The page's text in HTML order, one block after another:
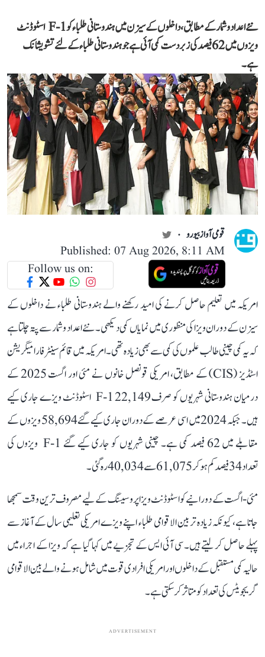
نئے اعداد و شمار کے مطابق، داخلوں کے سیزن میں ہندوستانی طلباء کو F-1 اسٹوڈنٹ
ویزوں میں 62 فیصد کی زبردست کمی آئی ہے جو ہندوستانی طلباء کے لئے تشویشانک
ہے۔
قومی آواز بیورو
Published: 07 Aug 2026, 8:11 AM
Follow us on:
امریکہ میں تعلیم حاصل کرنے کی امید رکھنے والے ہندوستانی طلباء نے داخلوں کے
سیزن کے دوران ویزا کی منظوری میں نمایاں کمی دیکھی۔ نئے اعداد و شمار سے پتہ چلتا ہے
کہ یہ کمی چینی طالب علموں کی کمی سے بھی زیادہ تھی۔ امریکہ میں قائم سینٹر فار امیگریشن
اسٹڈیز (CIS) کے مطابق، امریکی قونصل خانوں نے مئی اور اگست 2025 کے
درمیان ہندوستانی شہریوں کو صرف 22,149 F-1 اسٹوڈنٹ ویزے جاری کیے
ہیں۔ جبکہ 2024 میں اسی عرصے کے دوران جاری کیے گئے 58,694 ویزوں کے
مقابلے میں 62 فیصد کمی ہے۔ چینی شہریوں کو جاری کیے گئے F-1 ویزوں کی
تعداد 34 فیصد کم ہو کر 61,075 سے 40,034 رہ گئی۔
مئی-اگست کے دورانیے کوا سٹوڈنٹ ویزا پروسیسنگ کے لیے مصروف ترین وقت سمجھا
جاتا ہے، کیونکہ زیادہ تر بین الاقوامی طلباء اپنے ویزے امریکی تعلیمی سال کے آغاز سے
پہلے حاصل کر لیتے ہیں۔ سی آئی ایس کے تجزیے میں کہا گیا ہے کہ ویزا کے اجراء میں
حالیہ کمی مستقبل کے داخلوں اور امریکی افرادی قوت میں شامل ہونے والے بین الاقوامی
گریجویٹس کی تعداد کو متاثر کر سکتی ہے۔
ADVERTISEMENT